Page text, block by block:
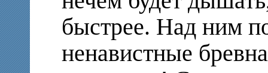
быстрее. Над ним
ненавистные